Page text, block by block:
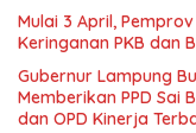
Mulai 3 April,
Keringanan PKB dan
Gubernur Lampung
Memberikan PPD Sai
dan OPD Kinerja